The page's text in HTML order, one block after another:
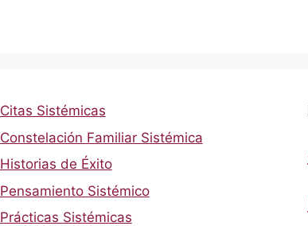
Citas Sistémicas
Constelación Familiar Sistémica
Historias de Éxito
Pensamiento Sistémico
Prácticas Sistémicas